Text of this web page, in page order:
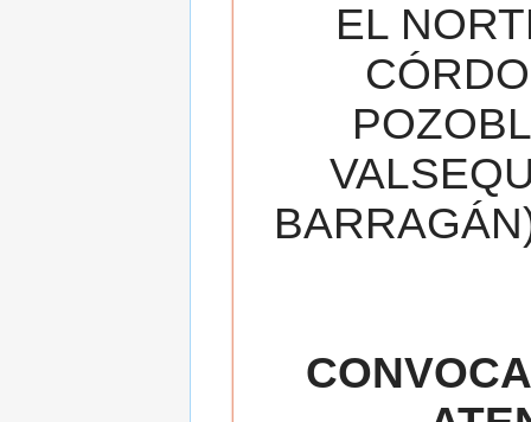
EL